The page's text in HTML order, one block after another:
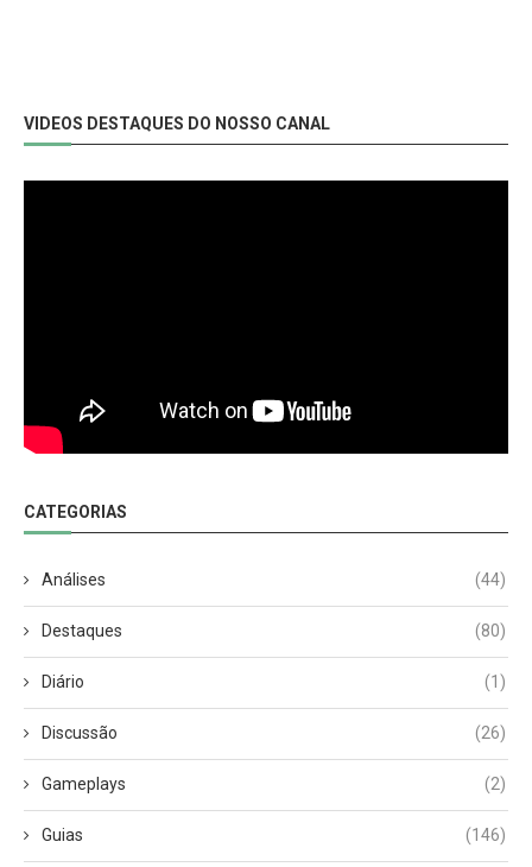
VIDEOS DESTAQUES DO NOSSO CANAL
CATEGORIAS
Análises (44)
Destaques (80)
Diário (1)
Discussão (26)
Gameplays (2)
Guias (146)